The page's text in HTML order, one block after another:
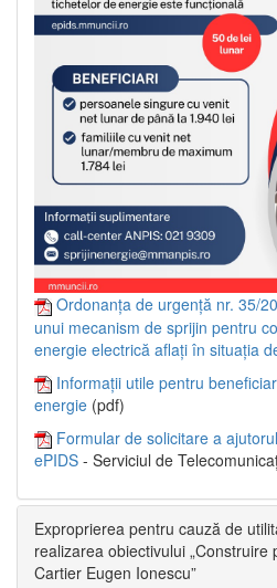
Ordonanța de urgență nr. 35/
unui mecanism de sprijin pentru
energie electrică aflați în situația
Informații utile pentru
energie (pdf)
Formular de solicitare a
ePIDS - Serviciul de
Exproprierea pentru cauză de
realizarea obiectivului
Cartier Eugen Ionescu”